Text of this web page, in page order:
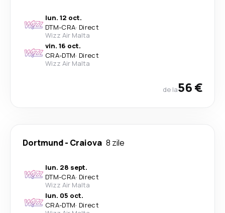
lun. 12 oct.
DTM-CRA· Direct
Wizz Air Malta
vin. 16 oct.
CRA-DTM· Direct
Wizz Air Malta
de la56 €
Dortmund- Craiova 8 zile
lun. 28 sept.
DTM-CRA· Direct
Wizz Air Malta
lun. 05 oct.
CRA-DTM· Direct